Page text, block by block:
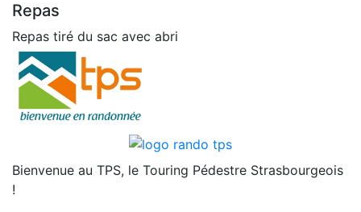
Repas
Repas tiré du sac avec abri
Bienvenue au TPS, le Touring Pédestre Strasbourgeois
!